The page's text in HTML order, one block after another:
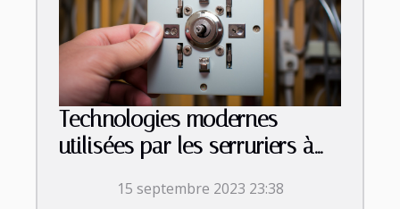
Technologies modernes
utilisées par les serruriers à
15 septembre 2023 23:38